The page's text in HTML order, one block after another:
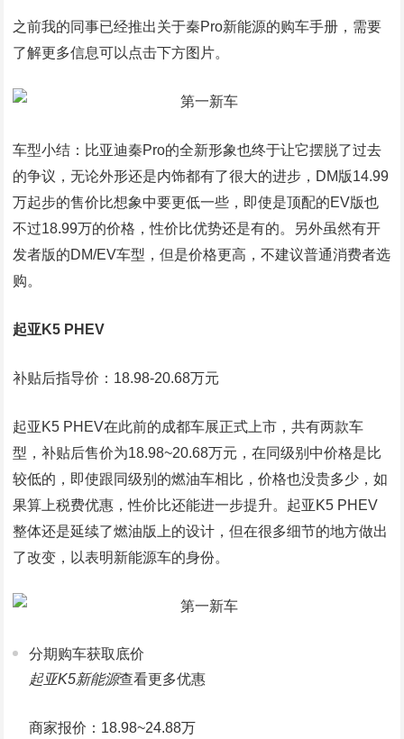
之前我的同事已经推出关于秦Pro新能源的购车手册，需要
了解更多信息可以点击下方图片。
车型小结：比亚迪秦Pro的全新形象也终于让它摆脱了过去
的争议，无论外形还是内饰都有了很大的进步，DM版14.99
万起步的售价比想象中要更低一些，即使是顶配的EV版也
不过18.99万的价格，性价比优势还是有的。另外虽然有开
发者版的DM/EV车型，但是价格更高，不建议普通消费者选
购。
起亚K5 PHEV
补贴后指导价：18.98-20.68万元
起亚K5 PHEV在此前的成都车展正式上市，共有两款车
型，补贴后售价为18.98~20.68万元，在同级别中价格是比
较低的，即使跟同级别的燃油车相比，价格也没贵多少，如
果算上税费优惠，性价比还能进一步提升。起亚K5 PHEV
整体还是延续了燃油版上的设计，但在很多细节的地方做出
了改变，以表明新能源车的身份。
分期购车获取底价
起亚K5新能源查看更多优惠
商家报价：18.98~24.88万